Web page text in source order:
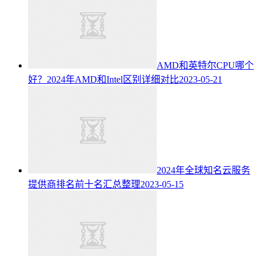
AMD和英特尔CPU哪个
好？2024年AMD和Intel区别详细对比2023-05-21
2024年全球知名云服务
提供商排名前十名汇总整理2023-05-15